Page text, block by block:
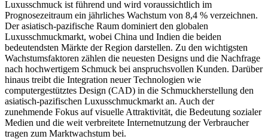
Luxusschmuck ist führend und wird voraussichtlich im
Prognosezeitraum ein jährliches Wachstum von 8,4 % verzeichnen.
Der asiatisch-pazifische Raum dominiert den globalen
Luxusschmuckmarkt, wobei China und Indien die beiden
bedeutendsten Märkte der Region darstellen. Zu den wichtigsten
Wachstumsfaktoren zählen die neuesten Designs und die Nachfrage
nach hochwertigem Schmuck bei anspruchsvollen Kunden. Darüber
hinaus treibt die Integration neuer Technologien wie
computergestütztes Design (CAD) in die Schmuckherstellung den
asiatisch-pazifischen Luxusschmuckmarkt an. Auch der
zunehmende Fokus auf visuelle Attraktivität, die Bedeutung sozialer
Medien und die weit verbreitete Internetnutzung der Verbraucher
tragen zum Marktwachstum bei.